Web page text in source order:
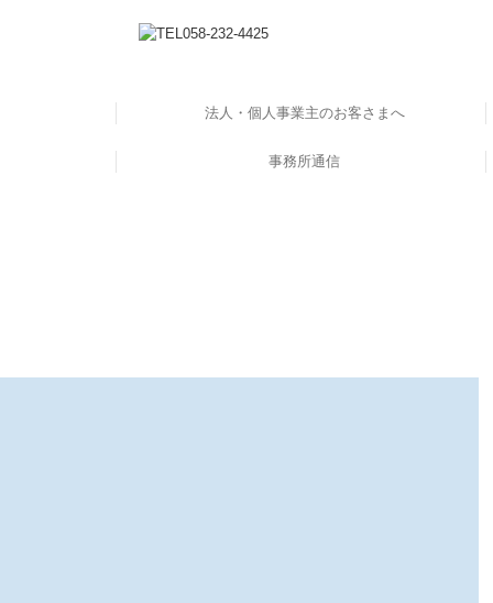
法人・個人事業主のお客さまへ
税務会計
デジタル化支援
創業支援
事業承継
事務所通信